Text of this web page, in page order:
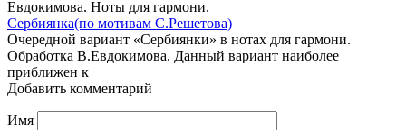
Евдокимова. Ноты для гармони.
Сербиянка(по мотивам С.Решетова)
Очередной вариант «Сербиянки» в нотах для гармони.
Обработка В.Евдокимова. Данный вариант наиболее
приближен к
Добавить комментарий
Имя